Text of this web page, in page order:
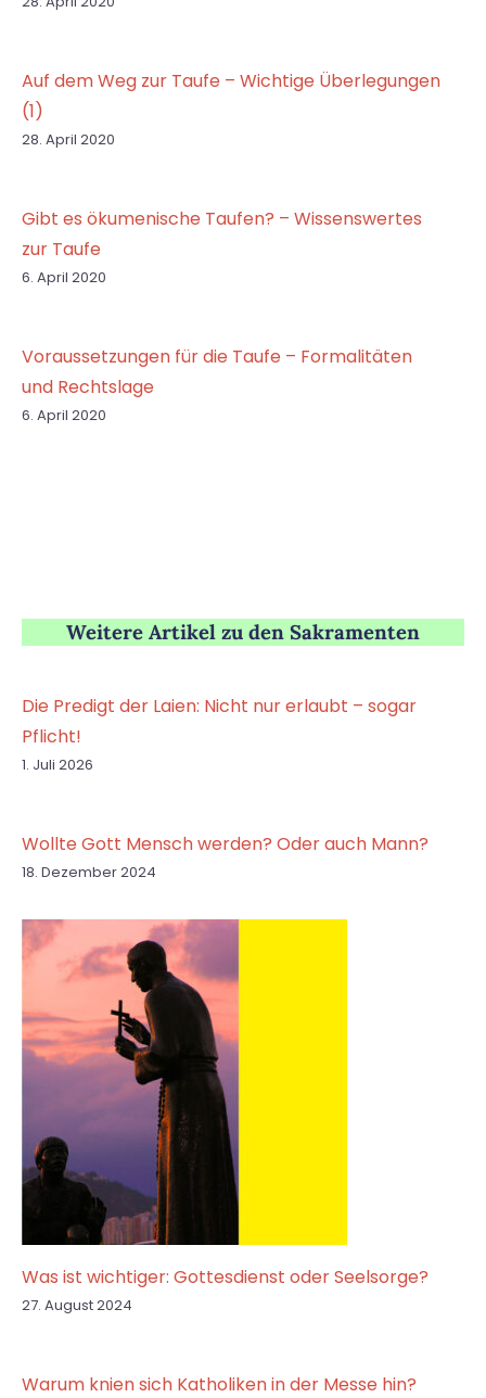
Auf dem Weg zur Taufe – Wichtige Überlegungen
(1)
28. April 2020
Gibt es ökumenische Taufen? – Wissenswertes
zur Taufe
6. April 2020
Voraussetzungen für die Taufe – Formalitäten
und Rechtslage
6. April 2020
Weitere Artikel zu den Sakramenten
Die Predigt der Laien: Nicht nur erlaubt – sogar
Pflicht!
1. Juli 2026
Wollte Gott Mensch werden? Oder auch Mann?
18. Dezember 2024
Was ist wichtiger: Gottesdienst oder Seelsorge?
27. August 2024
Warum knien sich Katholiken in der Messe hin?